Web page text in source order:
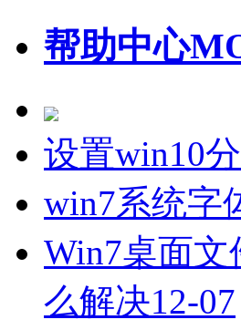
帮助中心
设置win10
win7系统字
Win7桌面
么解决12-07